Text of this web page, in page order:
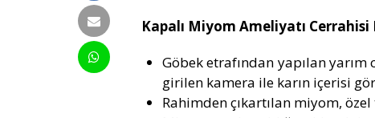
Kapalı Miyom Ameliyatı Cerrahisi
Göbek etrafından yapılan
girilen kamera ile karın içerisi
Rahimden çıkartılan miyom, özel